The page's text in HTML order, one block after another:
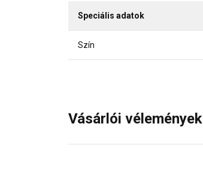
Speciális adatok
Szín
Vásárlói vélemények